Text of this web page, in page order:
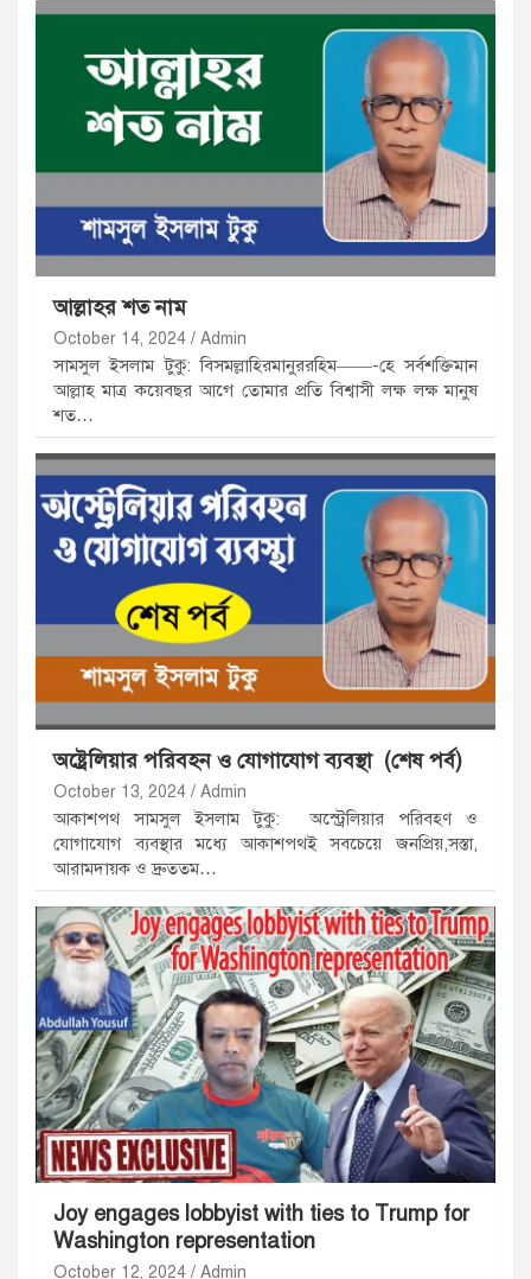
আল্লাহর শত নাম
October 14, 2024 Admin
সামসুল ইসলাম টুকু: বিসমল্লাহিরমানুররহিম——-হে সর্বশক্তিমান
আল্লাহ মাত্র কয়েবছর আগে তোমার প্রতি বিশ্বাসী লক্ষ লক্ষ মানুষ
শত…
অষ্ট্রেলিয়ার পরিবহন ও যোগাযোগ ব্যবস্থা (শেষ পর্ব)
October 13, 2024 Admin
আকাশপথ সামসুল ইসলাম টুকু: অস্ট্রেলিয়ার পরিবহণ ও
যোগাযোগ ব্যবস্থার মধ্যে আকাশপথই সবচেয়ে জনপ্রিয়,সস্তা,
আরামদায়ক ও দ্রুততম…
Joy engages lobbyist with ties to Trump for
Washington representation
October 12, 2024 Admin